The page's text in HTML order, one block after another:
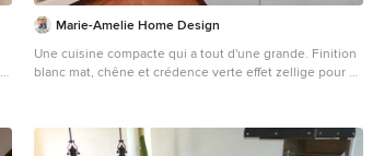
Marie-Amelie Home Design
Une cuisine compacte qui a tout d'une grande. Finition
blanc mat, chêne et crédence verte effet zellige pour se